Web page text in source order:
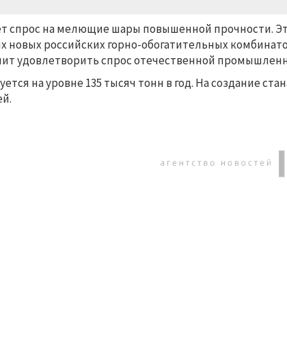
спрос на мелющие шары повышенной прочности.
новых российских горно-обогатительных
удовлетворить спрос отечественной
на уровне 135 тысяч тонн в год. На создание